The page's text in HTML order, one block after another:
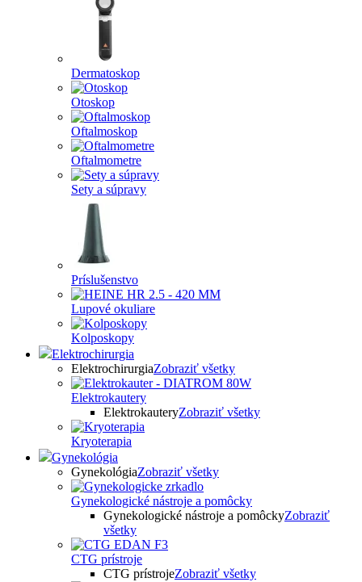
Dermatoskop
Otoskop
Oftalmoskop
Oftalmometre
Sety a súpravy
Príslušenstvo
Lupové okuliare
Kolposkopy
Elektrochirurgia
ElektrochirurgiaZobraziť všetky
Elektrokautery
ElektrokauteryZobraziť všetky
Kryoterapia
Gynekológia
GynekológiaZobraziť všetky
Gynekologické nástroje a pomôcky
Gynekologické nástroje a pomôckyZobraziť
všetky
CTG prístroje
CTG prístrojeZobraziť všetky